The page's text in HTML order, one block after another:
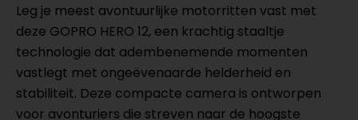
Leg je meest avontuurlijke motorritten vast met
deze GOPRO HERO 12, een krachtig staaltje
technologie dat adembenemende momenten
vastlegt met ongeëvenaarde helderheid en
stabiliteit. Deze compacte camera is ontworpen
voor avonturiers die streven naar de hoogste